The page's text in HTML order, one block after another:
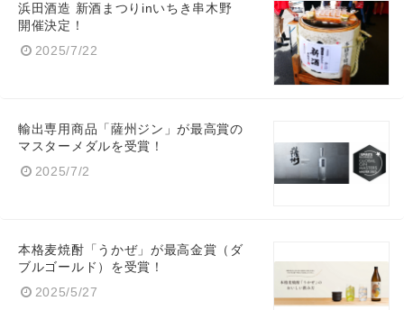
浜田酒造 新酒まつりinいちき串木野
開催決定！
2025/7/22
輸出専用商品「薩州ジン」が最高賞の
マスターメダルを受賞！
2025/7/2
本格麦焼酎「うかぜ」が最高金賞（ダ
ブルゴールド）を受賞！
2025/5/27